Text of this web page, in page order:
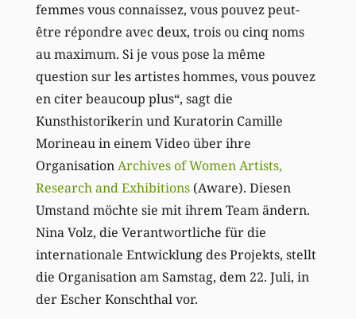
femmes vous connaissez, vous pouvez peut-
être répondre avec deux, trois ou cinq noms
au maximum. Si je vous pose la même
question sur les artistes hommes, vous pouvez
en citer beaucoup plus“, sagt die
Kunsthistorikerin und Kuratorin Camille
Morineau in einem Video über ihre
OrganisationArchives of Women Artists,
Research and Exhibitions(Aware). Diesen
Umstand möchte sie mit ihrem Team ändern.
Nina Volz, die Verantwortliche für die
internationale Entwicklung des Projekts, stellt
die Organisation am Samstag, dem 22. Juli, in
der Escher Konschthal vor.